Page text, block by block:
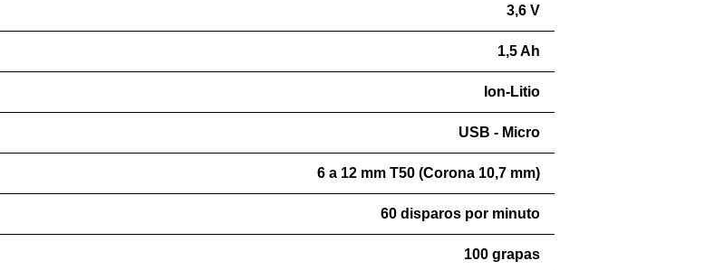
3,6 V
1,5 Ah
Ion-Litio
USB - Micro
6 a 12 mm T50 (Corona 10,7 mm)
60 disparos por minuto
100 grapas